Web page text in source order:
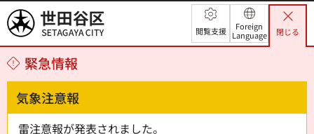
世田谷区 閲覧支援
Foreign
Language
閉じる
緊急情報
気象注意報
雷注意報が発表されました。